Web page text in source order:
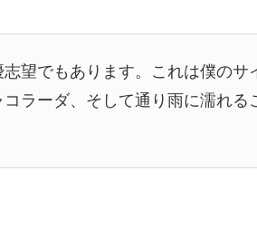
望でもあります。これは僕のサ
ラーダ、そして通り雨に濡れる